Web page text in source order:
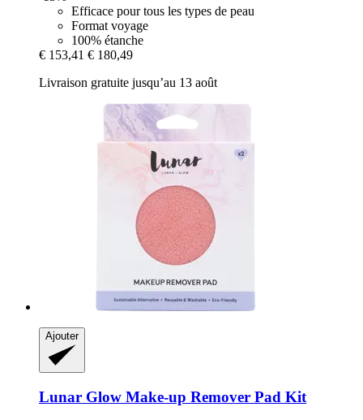
Efficace pour tous les types de peau
Format voyage
100% étanche
€ 153,41 € 180,49
Livraison gratuite jusqu’au 13 août
Ajouter
Lunar Glow Make-​up Remover Pad Kit